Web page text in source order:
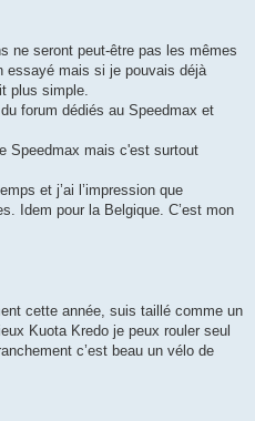
ne seront peut-être pas les mêmes
essayé mais si je pouvais déjà
plus simple.
forum dédiés au Speedmax et
Speedmax mais c'est surtout
et j’ai l’impression que
Idem pour la Belgique. C’est mon
cette année, suis taillé comme un
Kuota Kredo je peux rouler seul
c’est beau un vélo de